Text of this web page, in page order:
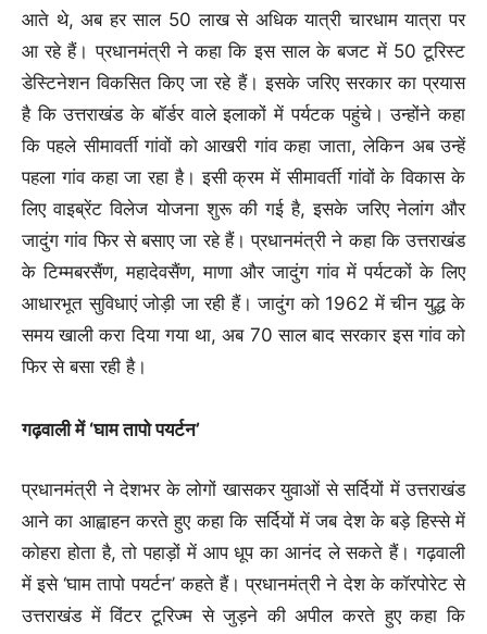
आते थे, अब हर साल 50 लाख से अधिक यात्री चारधाम यात्रा पर
आ रहे हैं। प्रधानमंत्री ने कहा कि इस साल के बजट में 50 टूरिस्ट
डेस्टिनेशन विकसित किए जा रहे हैं। इसके जरिए सरकार का प्रयास
है कि उत्तराखंड के बॉर्डर वाले इलाकों में पर्यटक पहुंचे। उन्होंने कहा
कि पहले सीमावर्ती गांवों को आखरी गांव कहा जाता, लेकिन अब उन्हें
पहला गांव कहा जा रहा है। इसी क्रम में सीमावर्ती गांवों के विकास के
लिए वाइब्रेंट विलेज योजना शुरू की गई है, इसके जरिए नेलांग और
जादुंग गांव फिर से बसाए जा रहे हैं। प्रधानमंत्री ने कहा कि उत्तराखंड
के टिम्मबरसैंण, महादेवसैंण, माणा और जादुंग गांव में पर्यटकों के लिए
आधारभूत सुविधाएं जोड़ी जा रही हैं। जादुंग को 1962 में चीन युद्ध के
समय खाली करा दिया गया था, अब 70 साल बाद सरकार इस गांव को
फिर से बसा रही है।
गढ़वाली में ‘घाम तापो पयर्टन’
प्रधानमंत्री ने देशभर के लोगों खासकर युवाओं से सर्दियों में उत्तराखंड
आने का आह्वाहन करते हुए कहा कि सर्दियों में जब देश के बड़े हिस्से में
कोहरा होता है, तो पहाड़ों में आप धूप का आनंद ले सकते हैं। गढ़वाली
में इसे ‘घाम तापो पयर्टन’ कहते हैं। प्रधानमंत्री ने देश के कॉरपोरेट से
उत्तराखंड में विंटर टूरिज्म से जुड़ने की अपील करते हुए कहा कि